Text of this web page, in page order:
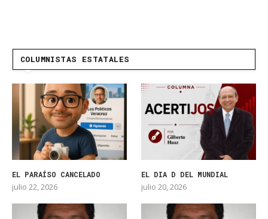
COLUMNISTAS ESTATALES
EL PARAÍSO CANCELADO
julio 22, 2026
EL DIA D DEL MUNDIAL
julio 20, 2026